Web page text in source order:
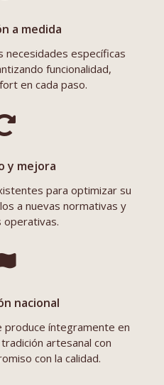
a medida
necesidades específicas
funcionalidad,
en cada paso.
y mejora
para optimizar su
a nuevas normativas y
operativas.
nacional
produce íntegramente en
artesanal con
con la calidad.